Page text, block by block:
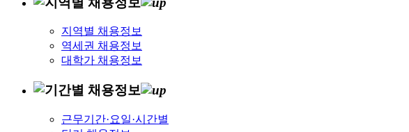
지역별 채용정보
역세권 채용정보
대학가 채용정보
근무기간·요일·시간별